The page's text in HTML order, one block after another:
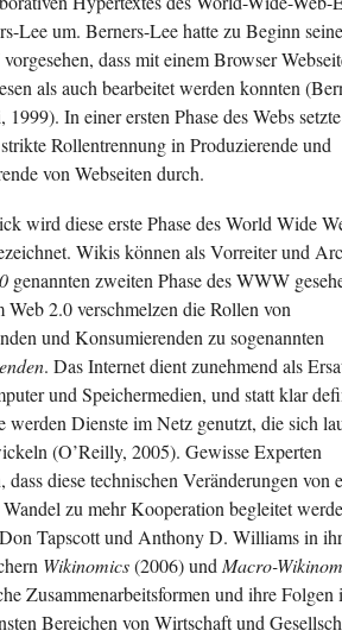
Lee um. Berners-Lee hatte zu Beginn
dass mit einem Browser
als auch bearbeitet werden konnten
In einer ersten Phase des Webs
Rollentrennung in Produzierende und
von Webseiten durch.
wird diese erste Phase des World Wide
Wikis können als Vorreiter und
genannten zweiten Phase des WWW
Web 2.0 verschmelzen die Rollen von
und Konsumierenden zu sogenannten
. Das Internet dient zunehmend als
und Speichermedien, und statt klar
werden Dienste im Netz genutzt, die sich
(O’Reilly, 2005). Gewisse Experten
dass diese technischen Veränderungen von
zu mehr Kooperation begleitet
Tapscott und Anthony D. Williams in
Wikinomics(2006) und Macro-
Zusammenarbeitsformen und ihre Folgen
Bereichen von Wirtschaft und